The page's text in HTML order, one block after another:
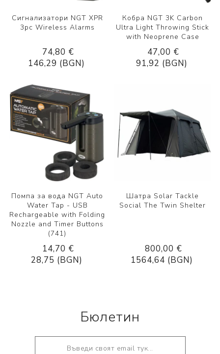
Сигнализатори NGT XPR
3pc Wireless Alarms
74,80 €
146,29 (BGN)
Кобра NGT 3K Carbon
Ultra Light Throwing Stick
with Neoprene Case
47,00 €
91,92 (BGN)
Помпа за вода NGT Auto
Water Tap - USB
Rechargeable with Folding
Nozzle and Timer Buttons
(741)
14,70 €
28,75 (BGN)
Шатра Solar Tackle
Social The Twin Shelter
800,00 €
1564,64 (BGN)
Бюлетин